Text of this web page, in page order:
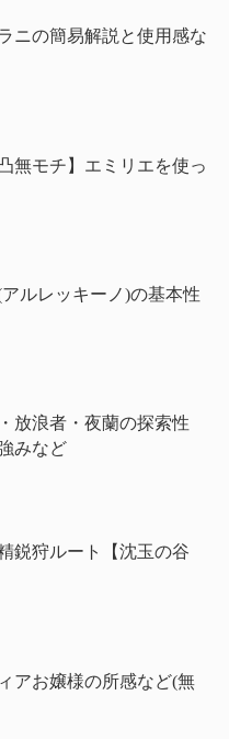
ニの簡易解説と使用感な
無モチ】エミリエを使っ
ルレッキーノ)の基本性
放浪者・夜蘭の探索性
みなど
鋭狩ルート【沈玉の谷
アお嬢様の所感など(無